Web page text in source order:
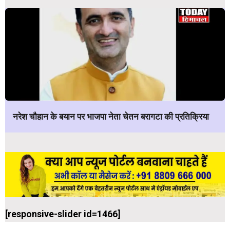
नरेश चौहान के बयान पर भाजपा नेता चेतन बरागटा की प्रतिक्रिया
[responsive-slider id=1466]